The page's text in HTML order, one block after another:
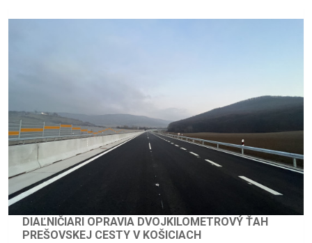
DIAĽNIČIARI OPRAVIA DVOJKILOMETROVÝ ŤAH
PREŠOVSKEJ CESTY V KOŠICIACH